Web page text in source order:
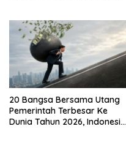
20 Bangsa Bersama Utang
Pemerintah Terbesar Ke
Dunia Tahun 2026, Indonesia